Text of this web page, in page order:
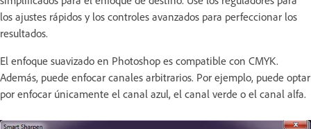
los ajustes rápidos y los controles avanzados para perfeccionar los
resultados.
El enfoque suavizado en Photoshop es compatible con CMYK.
Además, puede enfocar canales arbitrarios. Por ejemplo, puede optar
por enfocar únicamente el canal azul, el canal verde o el canal alfa.